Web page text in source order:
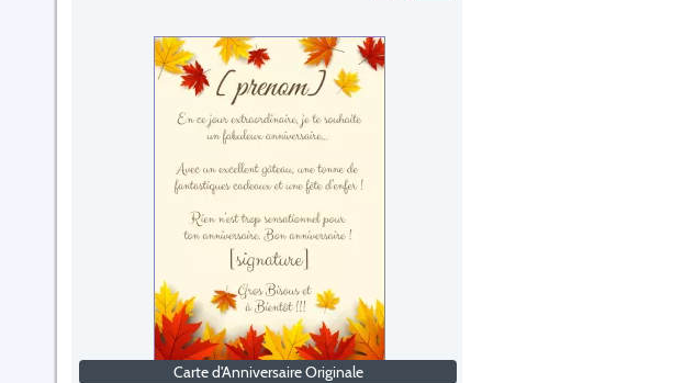
Carte d'Anniversaire Originale